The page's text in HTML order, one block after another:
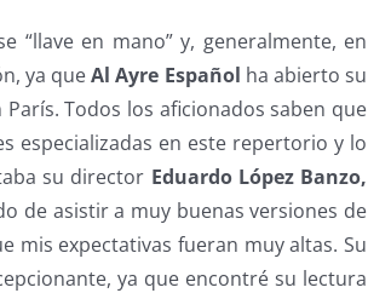
“llave en mano” y, generalmente, en
ya queAl Ayre Español ha abierto su
Todos los aficionados saben que
especializadas en este repertorio y lo
su director Eduardo López Banzo,
de asistir a muy buenas versiones de
mis expectativas fueran muy altas. Su
ya que encontré su lectura